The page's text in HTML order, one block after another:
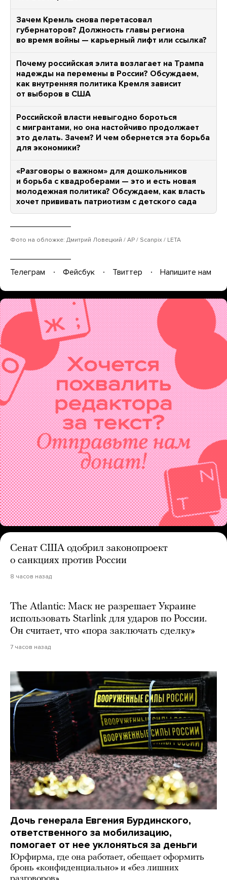
Зачем Кремль снова перетасовал
губернаторов? Должность главы региона
во время войны — карьерный лифт или ссылка?
Почему российская элита возлагает на Трампа
надежды на перемены в России? Обсуждаем,
как внутренняя политика Кремля зависит
от выборов в США
Российской власти невыгодно бороться
с мигрантами, но она настойчиво продолжает
это делать. Зачем? И чем обернется эта борьба
для экономики?
«Разговоры о важном» для дошкольников
и борьба с квадроберами — это и есть новая
молодежная политика? Обсуждаем, как власть
хочет прививать патриотизм с детского сада
Фото на обложке: Дмитрий Ловецкий / AP / Scanpix / LETA
Телеграм Фейсбук Твиттер Напишите нам
Сенат США одобрил законопроект
о санкциях против России
8 часов назад
The Atlantic: Маск не разрешает Украине
использовать Starlink для ударов по России.
Он считает, что «пора заключать сделку»
7 часов назад
Дочь генерала Евгения Бурдинского,
ответственного за мобилизацию,
помогает от нее уклоняться за деньги
Юрфирма, где она работает, обещает оформить
бронь «конфиденциально» и «без лишних